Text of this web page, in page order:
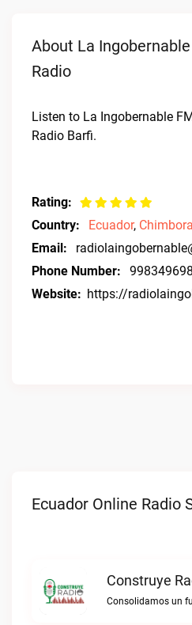
About La
Radio
Listen to La Ingobernable
Radio Barfi.
Rating:
Country:
Ecuador,
Email:
Phone Number:
998349698
Website: https://
Ecuador Online Radio
Construye